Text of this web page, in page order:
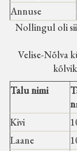
Annuse
Nollingul oli
Velise-Nõlva
Talu nimi
Kivi
Laane